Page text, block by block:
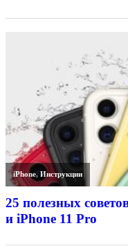
iPhone,Инструкции
25 полезных
и iPhone 11 Pro